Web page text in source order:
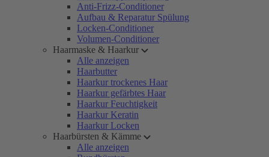
Anti-Frizz-Conditioner
Aufbau & Reparatur Spülung
Locken-Conditioner
Volumen-Conditioner
Haarmaske & Haarkur
Alle anzeigen
Haarbutter
Haarkur trockenes Haar
Haarkur gefärbtes Haar
Haarkur Feuchtigkeit
Haarkur Keratin
Haarkur Locken
Haarbürsten & Kämme
Alle anzeigen